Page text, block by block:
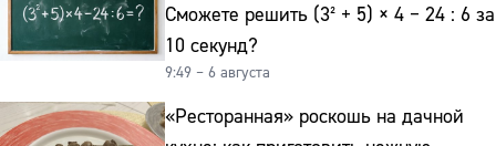
Сможете решить (3² + 5) × 4 − 24 : 6 за
10 секунд?
9:49 – 6 августа
«Ресторанная» роскошь на дачной